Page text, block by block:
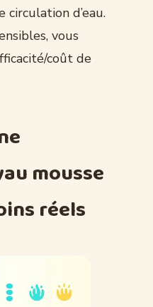
d’eau.
vous
coût de
mousse
réels